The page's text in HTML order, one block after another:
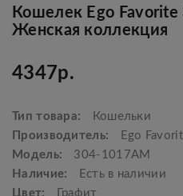
Кошелек Ego
Женская коллекция
4347р.
Тип товара:
Кошельки
Производитель:
Ego
Модель:
304-1017АМ
Наличие:
Есть в наличии
Цвет:
Графит